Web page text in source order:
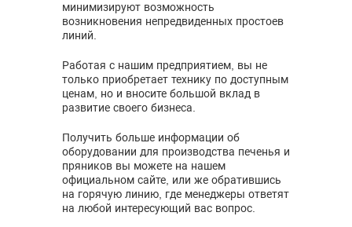
минимизируют возможность
возникновения непредвиденных простоев
линий.
Работая с нашим предприятием, вы не
только приобретает технику по доступным
ценам, но и вносите большой вклад в
развитие своего бизнеса.
Получить больше информации об
оборудовании для производства печенья и
пряников вы можете на нашем
официальном сайте, или же обратившись
на горячую линию, где менеджеры ответят
на любой интересующий вас вопрос.